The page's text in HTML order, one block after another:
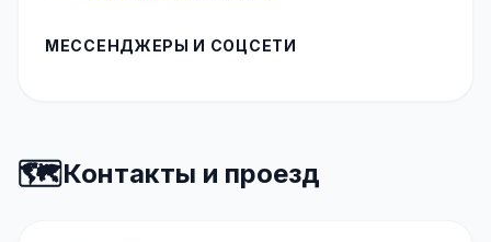
МЕССЕНДЖЕРЫ И СОЦСЕТИ
🗺️Контакты и проезд